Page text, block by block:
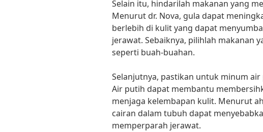
Selain itu, hindarilah makanan yang
Menurut dr. Nova, gula dapat
berlebih di kulit yang dapat
jerawat. Sebaiknya, pilihlah makanan
seperti buah-buahan.
Selanjutnya, pastikan untuk minum
Air putih dapat membantu
menjaga kelembapan kulit. Menurut
cairan dalam tubuh dapat
memperparah jerawat.